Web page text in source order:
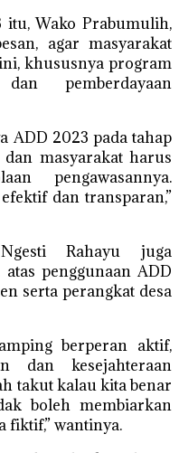
itu, Wako Prabumulih,
agar masyarakat
khususnya program
pemberdayaan
ADD 2023 pada tahap
masyarakat harus
pengawasannya.
dan transparan,”
Rahayu juga
penggunaan ADD
serta perangkat desa
berperan aktif,
dan kesejahteraan
takut kalau kita benar
boleh membiarkan
fiktif,” wantinya.